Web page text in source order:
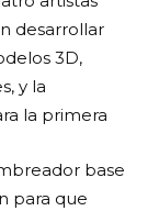
desarrollar
3D,
y la
la primera
base
para que